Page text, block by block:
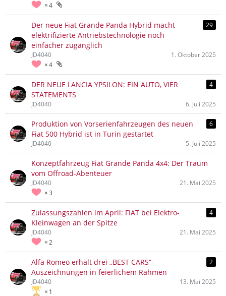
4
Der neue Fiat Grande Panda Hybrid macht
elektrifizierte Antriebstechnologie noch
einfacher zugänglich
29
4
JD4040 1. Oktober 2025
DER NEUE LANCIA YPSILON: EIN AUTO, VIER
STATEMENTS
4
JD4040 6. Juli 2025
Produktion von Vorserienfahrzeugen des neuen
Fiat 500 Hybrid ist in Turin gestartet
6
JD4040 5. Juli 2025
Konzeptfahrzeug Fiat Grande Panda 4x4: Der Traum
vom Offroad-Abenteuer
3
JD4040 21. Mai 2025
Zulassungszahlen im April: FIAT bei Elektro-
Kleinwagen an der Spitze
4
2
JD4040 21. Mai 2025
Alfa Romeo erhält drei „BEST CARS“-
Auszeichnungen in feierlichem Rahmen
2
1
JD4040 13. Mai 2025